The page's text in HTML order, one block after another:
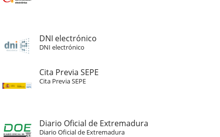
DNI electrónico
DNI electrónico
Cita Previa SEPE
Cita Previa SEPE
Diario Oficial de Extremadura
Diario Oficial de Extremadura